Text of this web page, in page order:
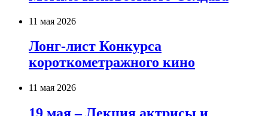
11 мая 2026
Лонг-лист Конкурса
короткометражного кино
11 мая 2026